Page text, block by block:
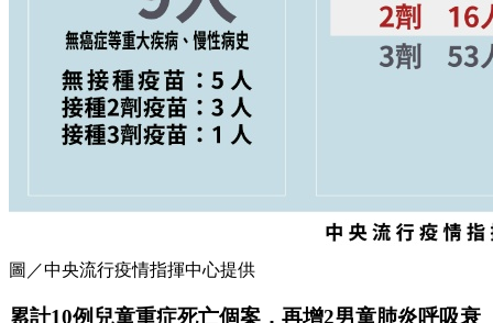
圖／中央流行疫情指揮中心提供
累計10例兒童重症死亡個案，再增2男童肺炎呼吸衰